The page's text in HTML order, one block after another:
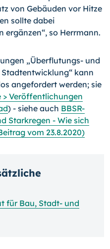
von Gebäuden vor Hitze
sollte dabei
ergänzen“, so Herrmann.
„Überflutungs- und
kann
angefordert werden; sie
> Veröffentlichungen
) - siehe auch BBSR-
Starkregen - Wie sich
vom 23.8.2020)
für Bau, Stadt- und